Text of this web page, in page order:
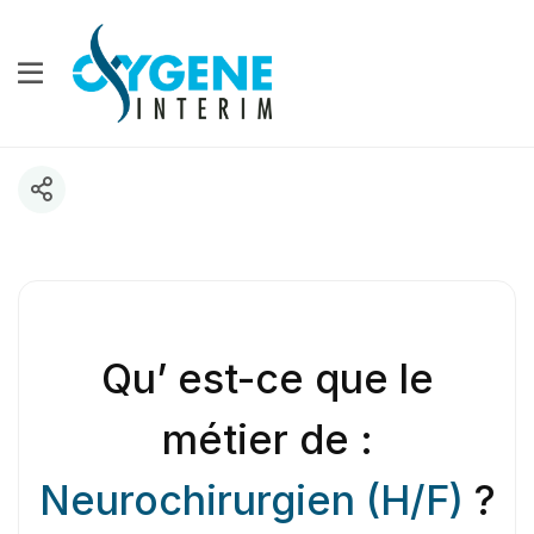
Qu’ est-ce que le
métier de :
Neurochirurgien (H/F) ?